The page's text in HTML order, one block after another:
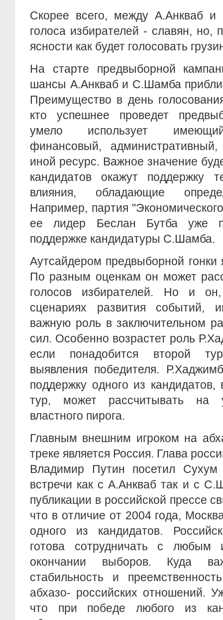
Скорее всего, между А.Анкваб и
голоса избирателей - славян, но,
ясности как будет голосовать
На старте предвыборной
шансы А.Анкваб и С.Шамба
Преимущество в день
кто успешнее проведет
умело использует
финансовый,
иной ресурс. Важное значение
кандидатов окажут поддержку
влияния, обладающие
Например, партия
ее лидер Беслан Бутба уже
поддержке кандидатуры С.Шамба.
Аутсайдером предвыборной гонки
По разным оценкам он может
голосов избирателей. Но и
сценариях развития событий,
важную роль в заключительном
сил. Особенно возрастет роль
если понадобится второй
выявления победителя.
поддержку одного из
тур, может рассчитывать на
властного пирога.
Главным внешним игроком на
треке является Россия. Глава
Владимир Путин посетил
встречи как с А.Анкваб так и с
публикации в российской прессе
что в отличие от 2004 года,
одного из кандидатов.
готова сотрудничать с любым
окончании выборов. Куда
стабильность и
абхазо- российских отношений.
что при победе любого из